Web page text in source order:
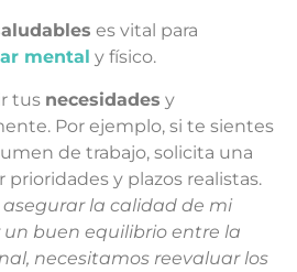
es vital para
mental y físico.
tus necesidades y
Por ejemplo, si te sientes
de trabajo, solicita una
y plazos realistas.
asegurar la calidad de mi
buen equilibrio entre la
necesitamos reevaluar los